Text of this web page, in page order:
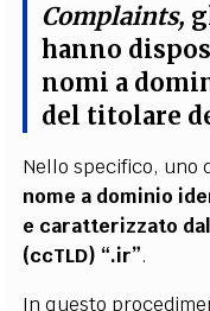
Complaints,
hanno
nomi a
del titolare
Nello specifico, uno
nome a dominio
e caratterizzato dal
(ccTLD) “.ir”.
In questo